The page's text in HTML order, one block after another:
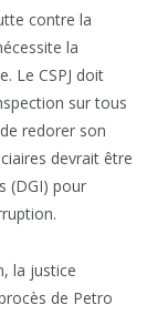
contre la
la
Le CSPJ doit
sur tous
redorer son
devrait être
(DGI) pour
la justice
de Petro